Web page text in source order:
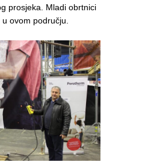
prosjeka. Mladi obrtnici
ovom području.